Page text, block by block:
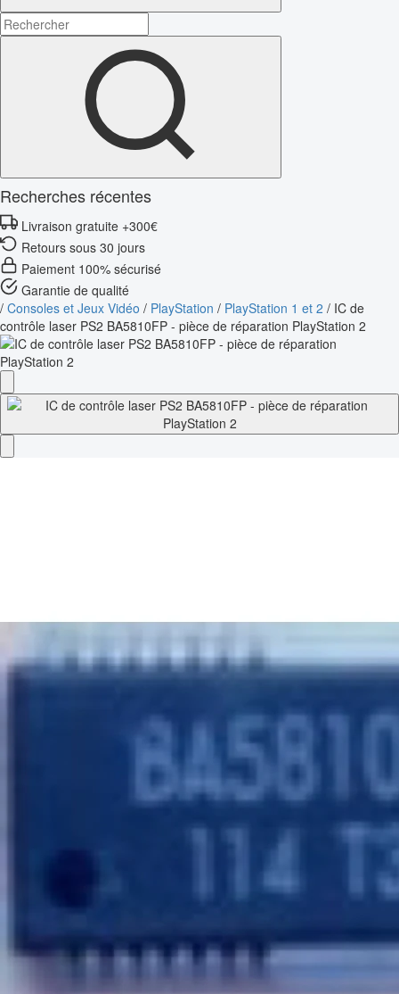
Recherches récentes
Livraison gratuite +300€
Retours sous 30 jours
Paiement 100% sécurisé
Garantie de qualité
/ Consoles et Jeux Vidéo / PlayStation / PlayStation 1 et 2 / IC de
contrôle laser PS2 BA5810FP - pièce de réparation PlayStation 2